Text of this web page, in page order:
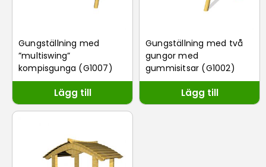
Gungställning med
”multiswing”
kompisgunga (G1007)
Lägg till
Gungställning med två
gungor med
gummisitsar (G1002)
Lägg till